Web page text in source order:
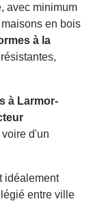
avec minimum
en bois
à la
à Larmor-
d'un
idéalement
entre ville